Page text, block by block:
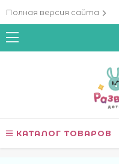
Полная версия сайта
КАТАЛОГ ТОВАРОВ